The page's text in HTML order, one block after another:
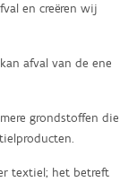
en creëren wij
afval van de ene
grondstoffen die
textiel; het betreft